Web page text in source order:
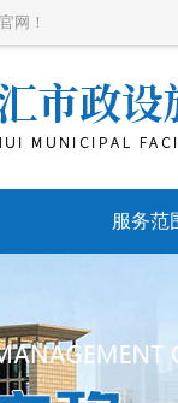
网！
服务范
带压封